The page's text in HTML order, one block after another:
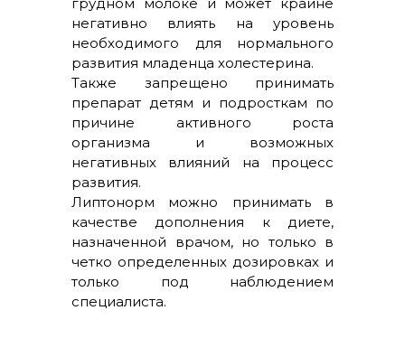
негативно влиять на уровень
необходимого для нормального
развития младенца холестерина.
Также запрещено принимать
препарат детям и подросткам по
причине активного роста
организма и возможных
негативных влияний на процесс
развития.
Липтонорм можно принимать в
качестве дополнения к диете,
назначенной врачом, но только в
четко определенных дозировках и
только под наблюдением
специалиста.